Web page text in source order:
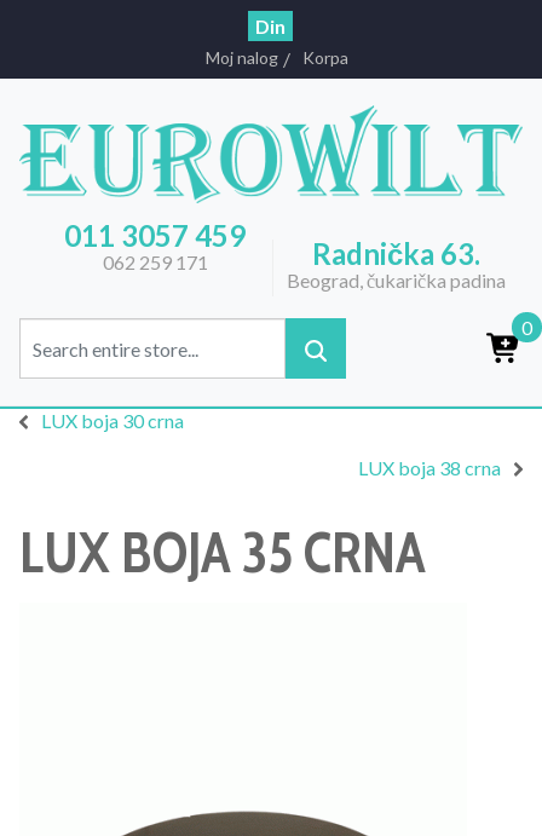
Din
Moj nalog Korpa
011 3057 459
062 259 171 Radnička 63.
Beograd, čukarička padina
0
LUX boja 30 crna
LUX boja 38 crna
LUX BOJA 35 CRNA